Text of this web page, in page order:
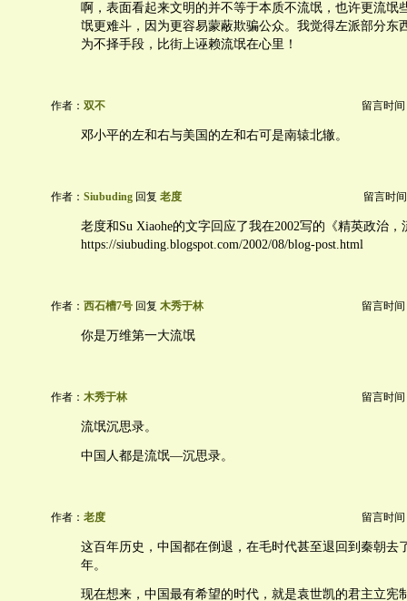
啊，表面看起来文明的并不等于本质不流氓，也许更流氓
氓更难斗，因为更容易蒙蔽欺骗公众。我觉得左派部分东
为不择手段，比街上诬赖流氓在心里！
作者： 双不 留言时间
邓小平的左和右与美国的左和右可是南辕北辙。
作者： Siubuding 回复 老度 留言时
老度和Su Xiaohe的文字回应了我在2002写的《精英政治，
https://siubuding.blogspot.com/2002/08/blog-post.html
作者： 西石槽7号 回复 木秀于林 留言时间
你是万维第一大流氓
作者： 木秀于林 留言时间
流氓沉思录。
中国人都是流氓—沉思录。
作者： 老度 留言时间
这百年历史，中国都在倒退，在毛时代甚至退回到秦朝去
年。
现在想来，中国最有希望的时代，就是袁世凯的君主立宪